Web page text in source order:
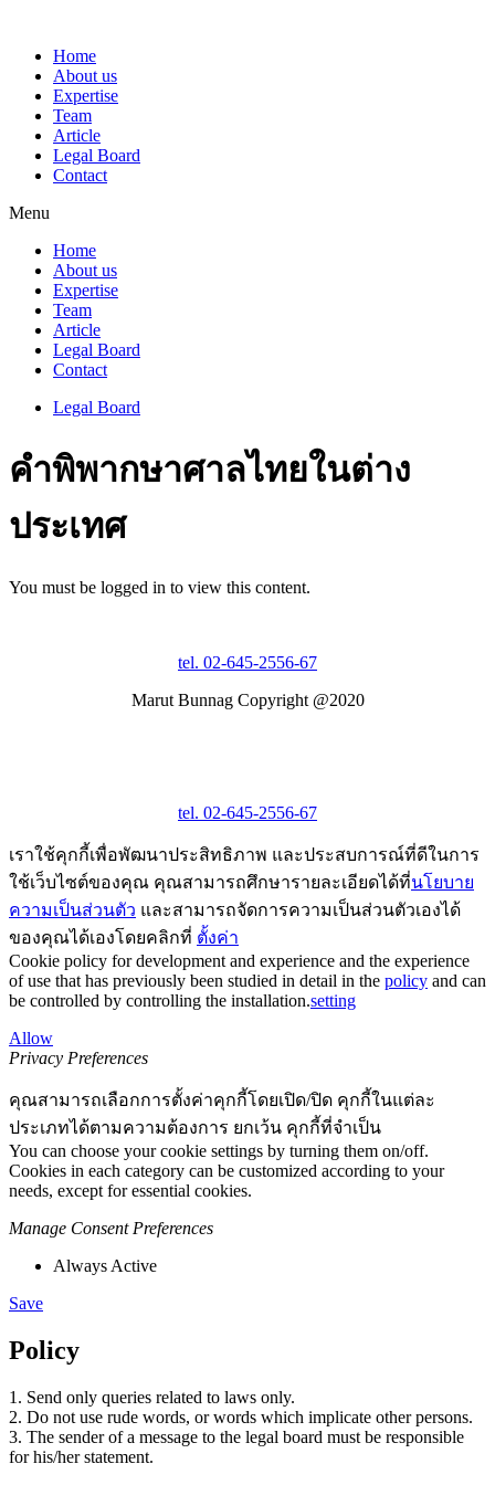
Home
About us
Expertise
Team
Article
Legal Board
Contact
Menu
Home
About us
Expertise
Team
Article
Legal Board
Contact
Legal Board
คำพิพากษาศาลไทยในต่าง
ประเทศ
You must be logged in to view this content.
tel. 02-645-2556-67
Marut Bunnag Copyright @2020
tel. 02-645-2556-67
เราใช้คุกกี้เพื่อพัฒนาประสิทธิภาพ และประสบการณ์ที่ดีในการ
ใช้เว็บไซต์ของคุณ คุณสามารถศึกษารายละเอียดได้ที่นโยบาย
ความเป็นส่วนตัว และสามารถจัดการความเป็นส่วนตัวเองได้
ของคุณได้เองโดยคลิกที่ ตั้งค่า
Cookie policy for development and experience and the experience
of use that has previously been studied in detail in the policy and can
be controlled by controlling the installation.setting
Allow
Privacy Preferences
คุณสามารถเลือกการตั้งค่าคุกกี้โดยเปิด/ปิด คุกกี้ในแต่ละ
ประเภทได้ตามความต้องการ ยกเว้น คุกกี้ที่จำเป็น
You can choose your cookie settings by turning them on/off.
Cookies in each category can be customized according to your
needs, except for essential cookies.
Manage Consent Preferences
Always Active
Save
Policy
1. Send only queries related to laws only.
2. Do not use rude words, or words which implicate other persons.
3. The sender of a message to the legal board must be responsible
for his/her statement.